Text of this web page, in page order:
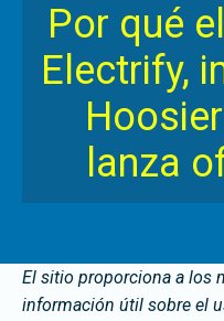
Por qué
Electrify,
lanza
El sitio proporciona a los
información útil sobre el